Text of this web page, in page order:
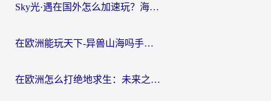
Sky光·遇在国外怎么加速玩？海外党亲测有效的国服游戏加速指南
在欧洲能玩天下-异兽山海吗手游？海外玩家的加速器生存指南
在欧洲怎么打绝地求生：未来之役不卡？留学生亲测的加速器避坑指南